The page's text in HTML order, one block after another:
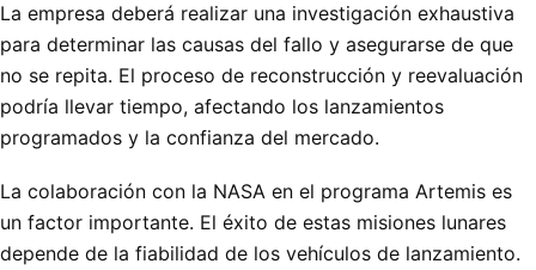
La empresa deberá realizar una investigación exhaustiva
para determinar las causas del fallo y asegurarse de que
no se repita. El proceso de reconstrucción y reevaluación
podría llevar tiempo, afectando los lanzamientos
programados y la confianza del mercado.
La colaboración con la NASA en el programa Artemis es
un factor importante. El éxito de estas misiones lunares
depende de la fiabilidad de los vehículos de lanzamiento.